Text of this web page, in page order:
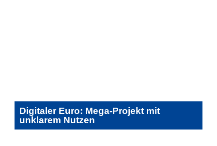
Digitaler Euro: Mega-Projekt mit
unklarem Nutzen